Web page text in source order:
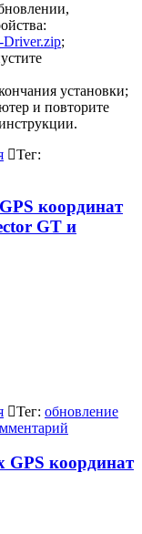
Driver.zip;
установки;
и повторите
Тег:
координат
GT и
Тег: обновление
координат